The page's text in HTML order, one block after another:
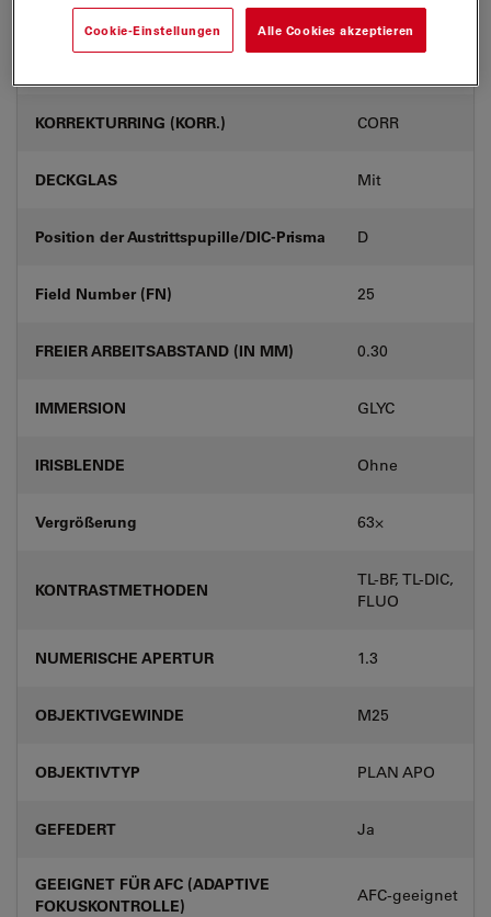
KORREKTURRING (KORR.) CORR
DECKGLAS Mit
Position der Austrittspupille/DIC-Prisma D
Field Number (FN) 25
FREIER ARBEITSABSTAND (IN MM) 0.30
IMMERSION GLYC
IRISBLENDE Ohne
Vergrößerung 63⨉
KONTRASTMETHODEN
TL-BF, TL-DIC,
FLUO
NUMERISCHE APERTUR 1.3
OBJEKTIVGEWINDE M25
OBJEKTIVTYP PLAN APO
GEFEDERT Ja
GEEIGNET FÜR AFC (ADAPTIVE
FOKUSKONTROLLE)
AFC-geeignet
Cookie-Einstellungen Alle Cookies akzeptieren